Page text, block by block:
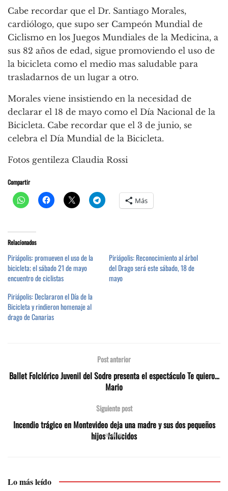
Cabe recordar que el Dr. Santiago Morales,
cardiólogo, que supo ser Campeón Mundial de
Ciclismo en los Juegos Mundiales de la Medicina, a
sus 82 años de edad, sigue promoviendo el uso de
la bicicleta como el medio mas saludable para
trasladarnos de un lugar a otro.
Morales viene insistiendo en la necesidad de
declarar el 18 de mayo como el Día Nacional de la
Bicicleta. Cabe recordar que el 3 de junio, se
celebra el Día Mundial de la Bicicleta.
Fotos gentileza Claudia Rossi
Compartir
Más
Relacionados
Piriápolis: promueven el uso de la
bicicleta; el sábado 21 de mayo
encuentro de ciclistas
Piriápolis: Reconocimiento al árbol
del Drago será este sábado, 18 de
mayo
Piriápolis: Declararon el Día de la
Bicicleta y rindieron homenaje al
drago de Canarias
Post anterior
Ballet Folclórico Juvenil del Sodre presenta el espectáculo Te quiero…
Mario
Siguiente post
Incendio trágico en Montevideo deja una madre y sus dos pequeños
hijos fallecidos
Lo más leído